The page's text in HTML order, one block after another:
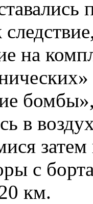
на
бомбы»,
в
с
км.